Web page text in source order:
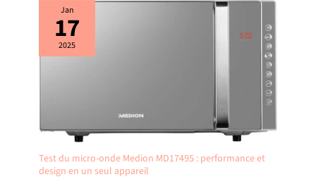
Jan
17
2025
Test du micro-onde Medion MD17495 : performance et
design en un seul appareil